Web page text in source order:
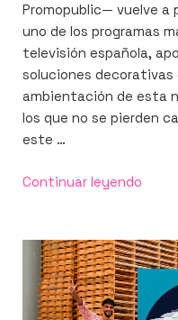
Promopublic— vuelve a
uno de los programas
televisión española,
soluciones decorativas
ambientación de esta
los que no se pierden
este …
Continuar leyendo
el
plató